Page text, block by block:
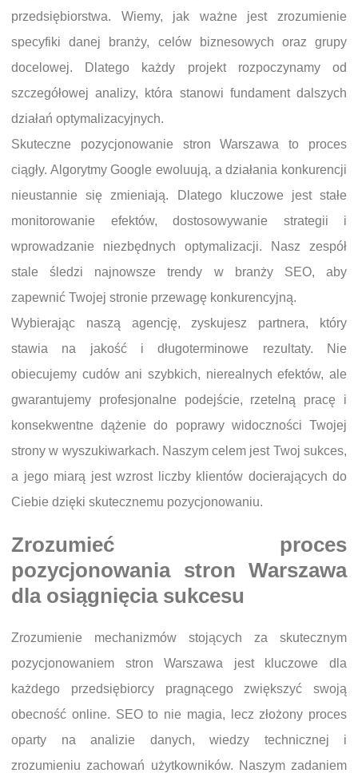
przedsiębiorstwa. Wiemy, jak ważne jest zrozumienie
specyfiki danej branży, celów biznesowych oraz grupy
docelowej. Dlatego każdy projekt rozpoczynamy od
szczegółowej analizy, która stanowi fundament dalszych
działań optymalizacyjnych.
Skuteczne pozycjonowanie stron Warszawa to proces
ciągły. Algorytmy Google ewoluują, a działania konkurencji
nieustannie się zmieniają. Dlatego kluczowe jest stałe
monitorowanie efektów, dostosowywanie strategii i
wprowadzanie niezbędnych optymalizacji. Nasz zespół
stale śledzi najnowsze trendy w branży SEO, aby
zapewnić Twojej stronie przewagę konkurencyjną.
Wybierając naszą agencję, zyskujesz partnera, który
stawia na jakość i długoterminowe rezultaty. Nie
obiecujemy cudów ani szybkich, nierealnych efektów, ale
gwarantujemy profesjonalne podejście, rzetelną pracę i
konsekwentne dążenie do poprawy widoczności Twojej
strony w wyszukiwarkach. Naszym celem jest Twoj sukces,
a jego miarą jest wzrost liczby klientów docierających do
Ciebie dzięki skutecznemu pozycjonowaniu.
Zrozumieć proces
pozycjonowania stron Warszawa
dla osiągnięcia sukcesu
Zrozumienie mechanizmów stojących za skutecznym
pozycjonowaniem stron Warszawa jest kluczowe dla
każdego przedsiębiorcy pragnącego zwiększyć swoją
obecność online. SEO to nie magia, lecz złożony proces
oparty na analizie danych, wiedzy technicznej i
zrozumieniu zachowań użytkowników. Naszym zadaniem